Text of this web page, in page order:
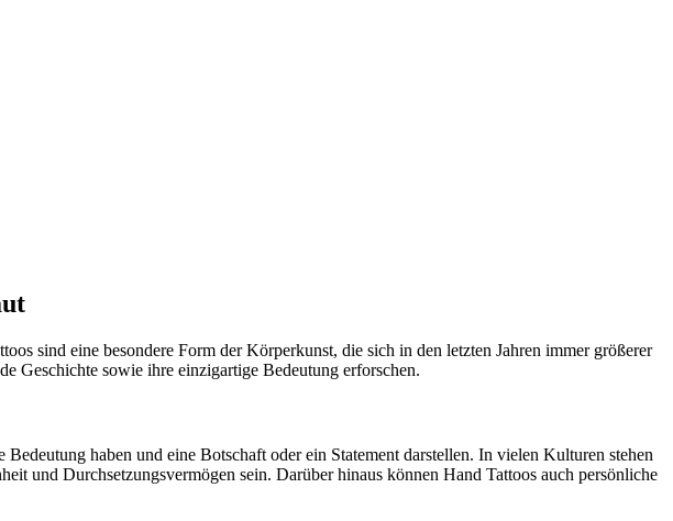
sind eine besondere Form der Körperkunst, die sich in den letzten Jahren immer größerer
Geschichte sowie ihre einzigartige Bedeutung erforschen.
haben und eine Botschaft oder ein Statement darstellen. In vielen Kulturen stehen
und Durchsetzungsvermögen sein. Darüber hinaus können Hand Tattoos auch persönliche